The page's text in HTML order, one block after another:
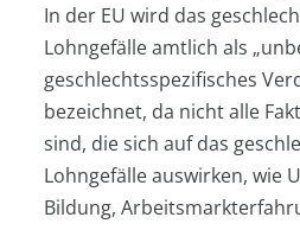
In der EU wird das
Lohngefälle amtlich als
geschlechtsspezifisches
bezeichnet, da nicht alle
sind, die sich auf das
Lohngefälle auswirken, wie
Bildung,